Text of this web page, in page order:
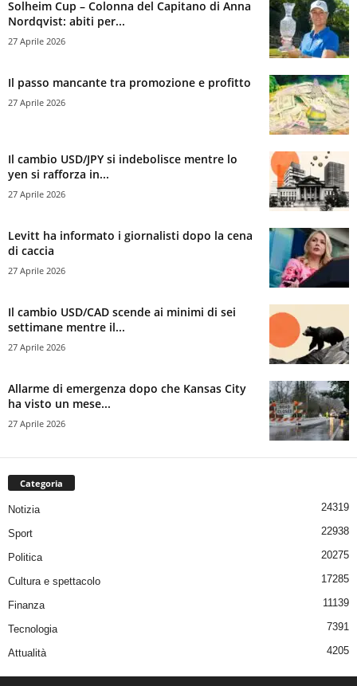
Solheim Cup – Colonna del Capitano di Anna
Nordqvist: abiti per...
27 Aprile 2026
Il passo mancante tra promozione e profitto
27 Aprile 2026
Il cambio USD/JPY si indebolisce mentre lo
yen si rafforza in...
27 Aprile 2026
Levitt ha informato i giornalisti dopo la cena
di caccia
27 Aprile 2026
Il cambio USD/CAD scende ai minimi di sei
settimane mentre il...
27 Aprile 2026
Allarme di emergenza dopo che Kansas City
ha visto un mese...
27 Aprile 2026
Categoria
Notizia 24319
Sport 22938
Politica 20275
Cultura e spettacolo 17285
Finanza 11139
Tecnologia 7391
Attualità 4205